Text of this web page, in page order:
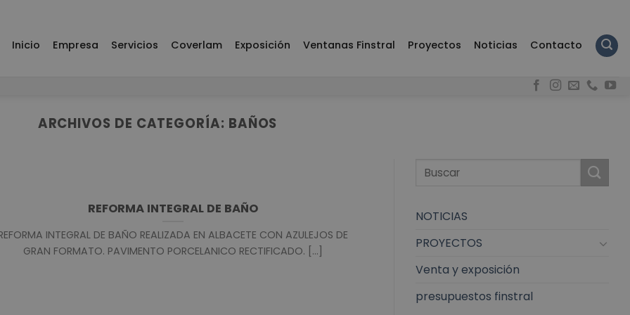
Inicio Empresa Servicios Coverlam Exposición Ventanas Finstral Proyectos Noticias Contacto
ARCHIVOS DE CATEGORÍA: BAÑOS
REFORMA INTEGRAL DE BAÑO
INTEGRAL DE BAÑO REALIZADA EN ALBACETE CON AZULEJOS DE
GRAN FORMATO. PAVIMENTO PORCELANICO RECTIFICADO. [...]
NOTICIAS
PROYECTOS
Venta y exposición
presupuestos finstral